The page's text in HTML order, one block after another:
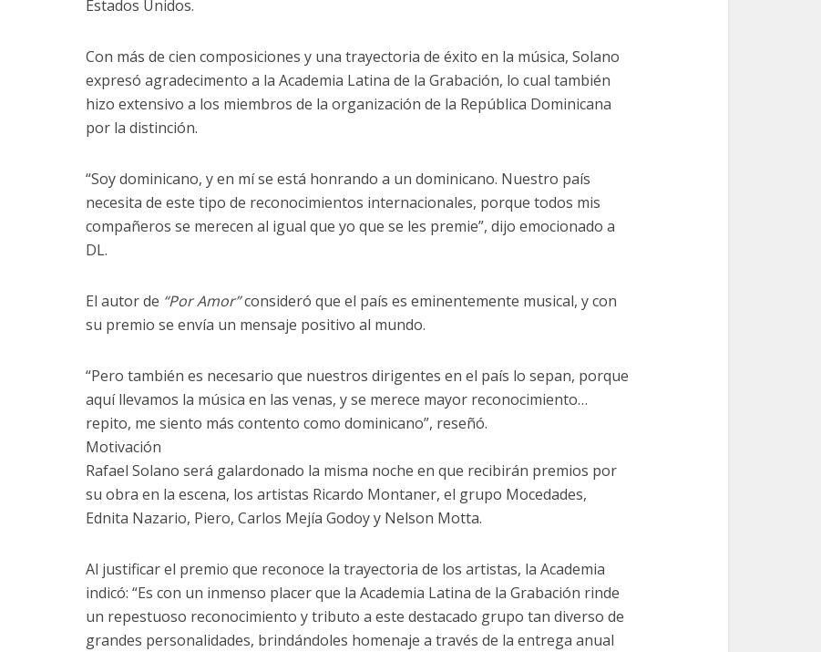
Estados Unidos.
Con más de cien composiciones y una trayectoria de éxito en la música, Solano
expresó agradecimento a la Academia Latina de la Grabación, lo cual también
hizo extensivo a los miembros de la organización de la República Dominicana
por la distinción.
“Soy dominicano, y en mí se está honrando a un dominicano. Nuestro país
necesita de este tipo de reconocimientos internacionales, porque todos mis
compañeros se merecen al igual que yo que se les premie”, dijo emocionado a
DL.
El autor de “Por Amor”consideró que el país es eminentemente musical, y con
su premio se envía un mensaje positivo al mundo.
“Pero también es necesario que nuestros dirigentes en el país lo sepan, porque
aquí llevamos la música en las venas, y se merece mayor reconocimiento…
repito, me siento más contento como dominicano”, reseñó.
Motivación
Rafael Solano será galardonado la misma noche en que recibirán premios por
su obra en la escena, los artistas Ricardo Montaner, el grupo Mocedades,
Ednita Nazario, Piero, Carlos Mejía Godoy y Nelson Motta.
Al justificar el premio que reconoce la trayectoria de los artistas, la Academia
indicó: “Es con un inmenso placer que la Academia Latina de la Grabación rinde
un repestuoso reconocimiento y tributo a este destacado grupo tan diverso de
grandes personalidades, brindándoles homenaje a través de la entrega anual